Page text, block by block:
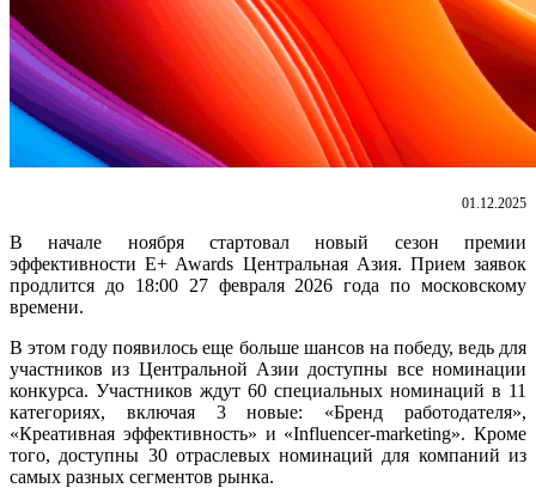
01.12.2025
В начале ноября стартовал новый сезон премии
эффективности E+ Awards Центральная Азия. Прием заявок
продлится до 18:00 27 февраля 2026 года по московскому
времени.
В этом году появилось еще больше шансов на победу, ведь для
участников из Центральной Азии доступны все номинации
конкурса. Участников ждут 60 специальных номинаций в 11
категориях, включая 3 новые: «Бренд работодателя»,
«Креативная эффективность» и «Influencer-marketing». Кроме
того, доступны 30 отраслевых номинаций для компаний из
самых разных сегментов рынка.